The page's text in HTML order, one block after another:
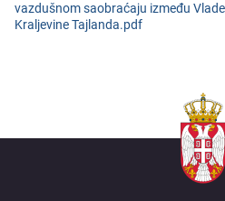
vazdušnom saobraćaju između
Kraljevine Tajlanda.pdf